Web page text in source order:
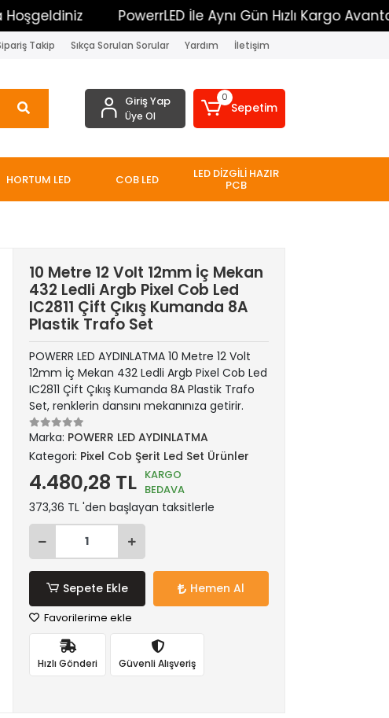
PowerrLED İle Aynı Gün Hızlı Kargo Avantajı
Takip Sıkça Sorulan Sorular Yardım İletişim
Giriş Yap
Üye Ol
0
Sepetim
HORTUM LED COB LED LED DİZGİLİ HAZIR
PCB
10 Metre 12 Volt 12mm İç Mekan
432 Ledli Argb Pixel Cob Led
IC2811 Çift Çıkış Kumanda 8A
Plastik Trafo Set
POWERR LED AYDINLATMA 10 Metre 12 Volt
12mm İç Mekan 432 Ledli Argb Pixel Cob Led
IC2811 Çift Çıkış Kumanda 8A Plastik Trafo
Set, renklerin dansını mekanınıza getirir.
Marka: POWERR LED AYDINLATMA
Kategori: Pixel Cob Şerit Led Set Ürünler
4.480,28 TL KARGO
BEDAVA
373,36 TL 'den başlayan taksitlerle
Sepete Ekle Hemen Al
Favorilerime ekle
Hızlı Gönderi Güvenli Alışveriş